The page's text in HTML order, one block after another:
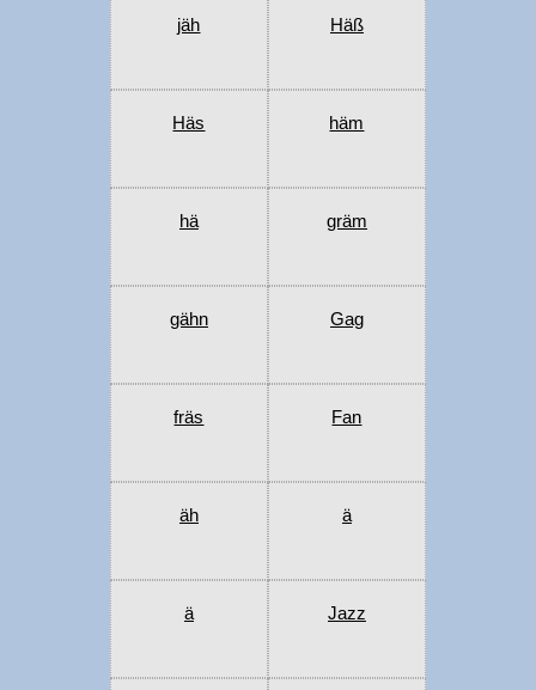
jäh Häß
Häs häm
hä gräm
gähn Gag
fräs Fan
äh ä
ä Jazz